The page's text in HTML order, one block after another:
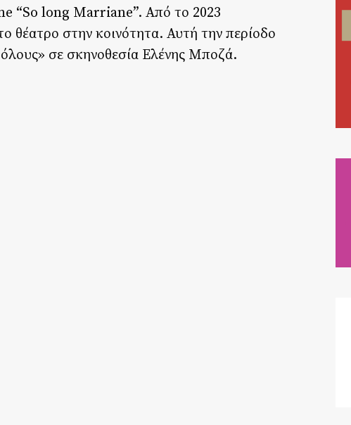
“So long Marriane”. Από το 2023
θέατρο στην κοινότητα. Αυτή την περίοδο
σε σκηνοθεσία Ελένης Μποζά.